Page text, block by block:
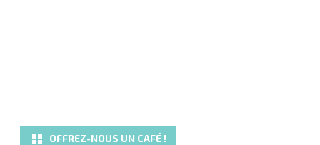
OFFREZ-NOUS UN CAFÉ !